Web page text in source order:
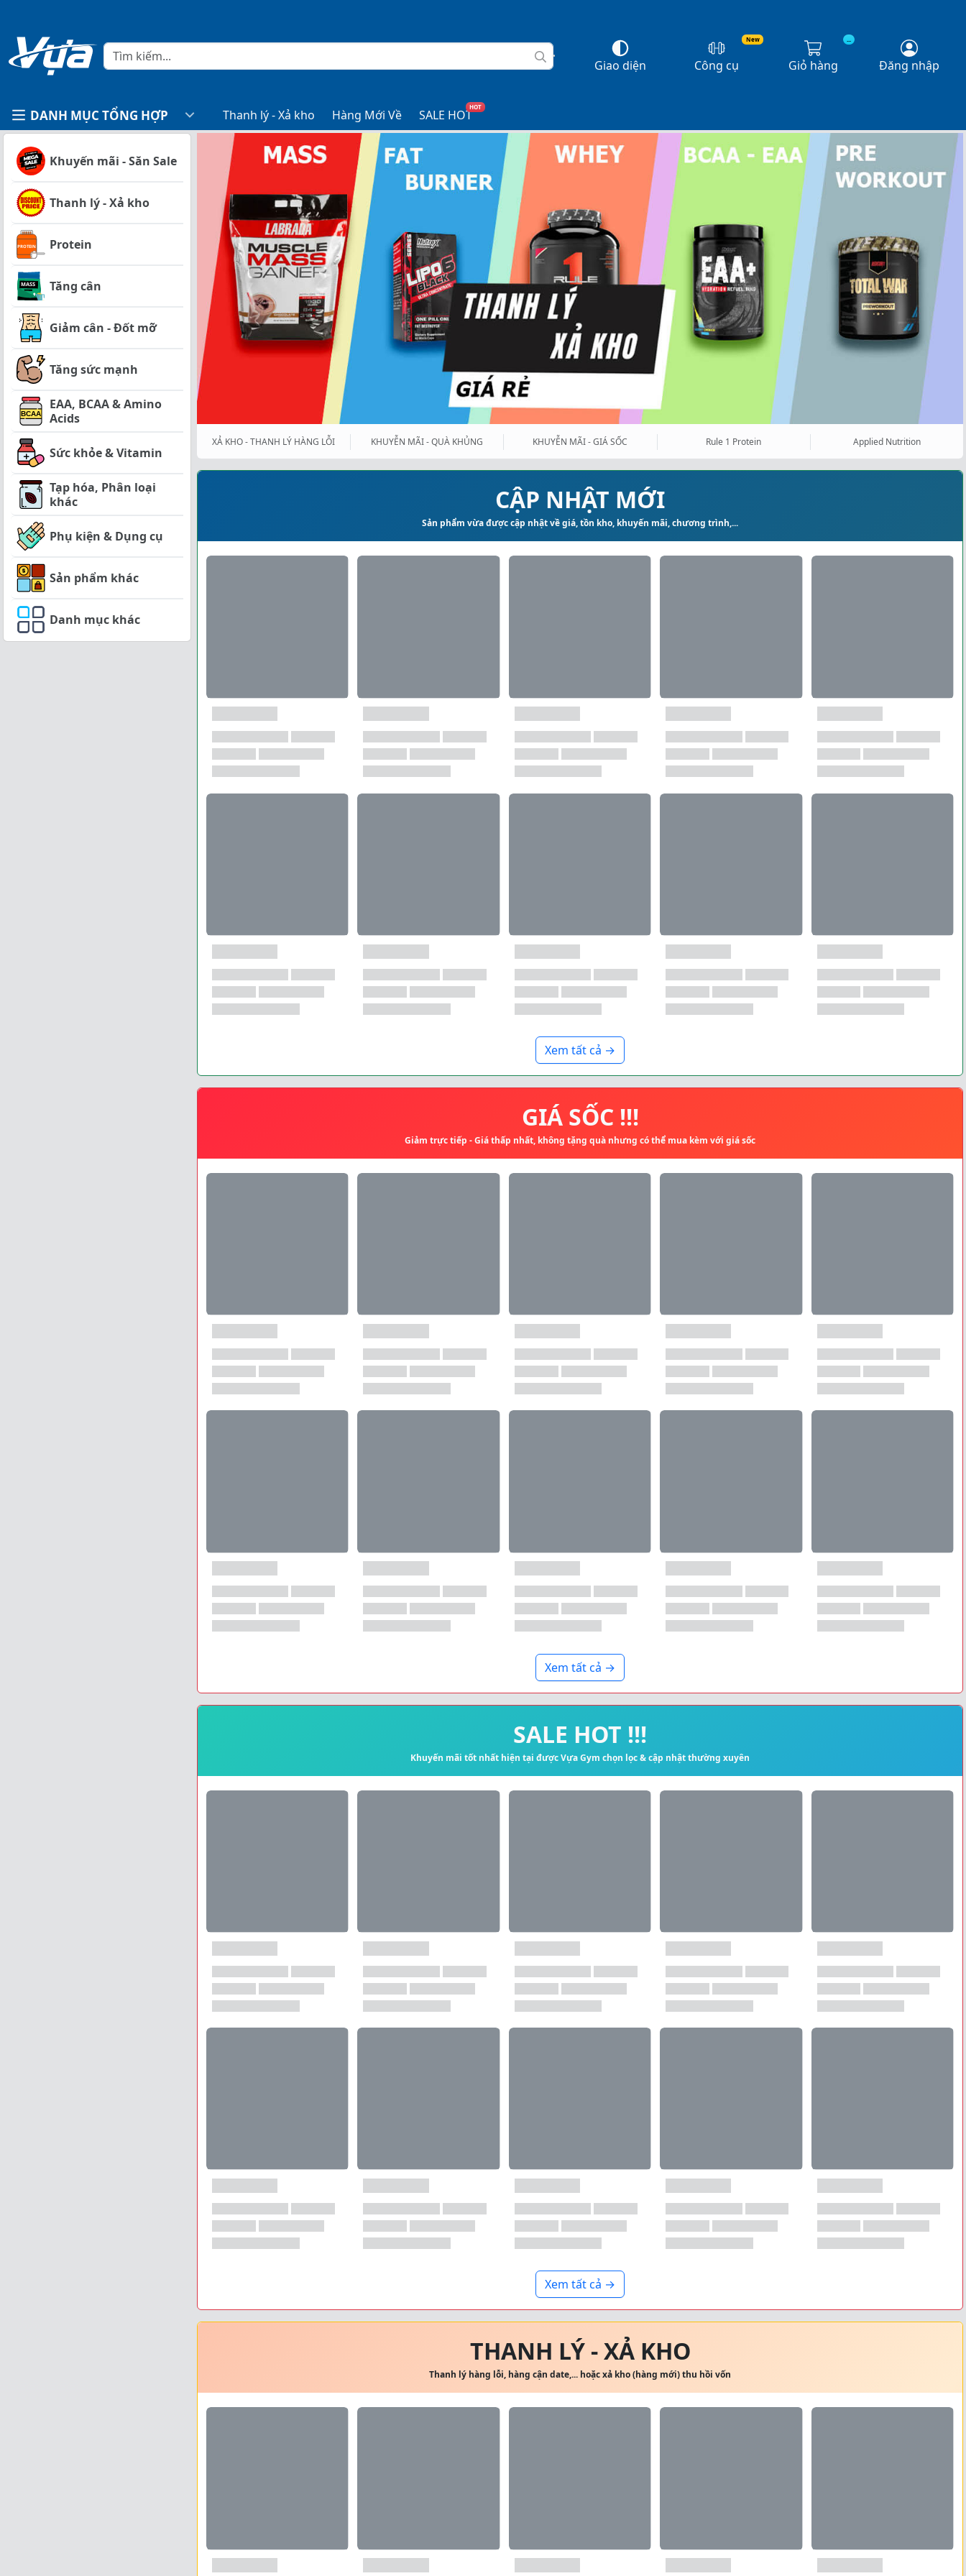
Giao diện
New
Công cụ
...
Giỏ hàng Đăng nhập
DANH MỤC TỔNG HỢP Thanh lý - Xả kho Hàng Mới Về SALE HOT
HOT
Khuyến mãi - Săn Sale
Thanh lý - Xả kho
Protein
Tăng cân
Giảm cân - Đốt mỡ
Tăng sức mạnh
EAA, BCAA & Amino
Acids
Sức khỏe & Vitamin
Tạp hóa, Phân loại
khác
Phụ kiện & Dụng cụ
Sản phẩm khác
Danh mục khác
XẢ KHO - THANH LÝ HÀNG LỖI KHUYỄN MÃI - QUÀ KHỦNG KHUYỄN MÃI - GIÁ SỐC Rule 1 Protein Applied Nutrition
CẬP NHẬT MỚI
Sản phẩm vừa được cập nhật về giá, tồn kho, khuyến mãi, chương trình,...
Xem tất cả →
GIÁ SỐC !!!
Giảm trực tiếp - Giá thấp nhất, không tặng quà nhưng có thể mua kèm với giá sốc
Xem tất cả →
SALE HOT !!!
Khuyến mãi tốt nhất hiện tại được Vựa Gym chọn lọc & cập nhật thường xuyên
Xem tất cả →
THANH LÝ - XẢ KHO
Thanh lý hàng lỗi, hàng cận date,... hoặc xả kho (hàng mới) thu hồi vốn